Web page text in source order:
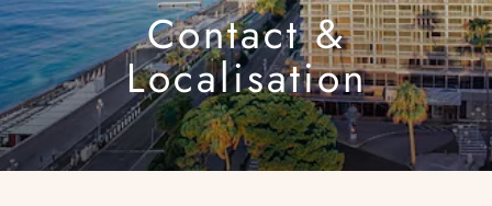
Contact &
Localisation